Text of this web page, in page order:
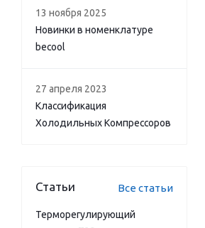
13 ноября 2025
Новинки в номенклатуре
becool
27 апреля 2023
Классификация
Холодильных Компрессоров
Статьи Все статьи
Терморегулирующий